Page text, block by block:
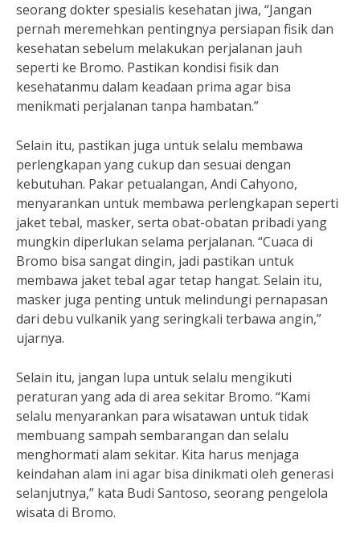
seorang dokter spesialis kesehatan jiwa, “Jangan
pernah meremehkan pentingnya persiapan fisik dan
kesehatan sebelum melakukan perjalanan jauh
seperti ke Bromo. Pastikan kondisi fisik dan
kesehatanmu dalam keadaan prima agar bisa
menikmati perjalanan tanpa hambatan.”
Selain itu, pastikan juga untuk selalu membawa
perlengkapan yang cukup dan sesuai dengan
kebutuhan. Pakar petualangan, Andi Cahyono,
menyarankan untuk membawa perlengkapan seperti
jaket tebal, masker, serta obat-obatan pribadi yang
mungkin diperlukan selama perjalanan. “Cuaca di
Bromo bisa sangat dingin, jadi pastikan untuk
membawa jaket tebal agar tetap hangat. Selain itu,
masker juga penting untuk melindungi pernapasan
dari debu vulkanik yang seringkali terbawa angin,”
ujarnya.
Selain itu, jangan lupa untuk selalu mengikuti
peraturan yang ada di area sekitar Bromo. “Kami
selalu menyarankan para wisatawan untuk tidak
membuang sampah sembarangan dan selalu
menghormati alam sekitar. Kita harus menjaga
keindahan alam ini agar bisa dinikmati oleh generasi
selanjutnya,” kata Budi Santoso, seorang pengelola
wisata di Bromo.